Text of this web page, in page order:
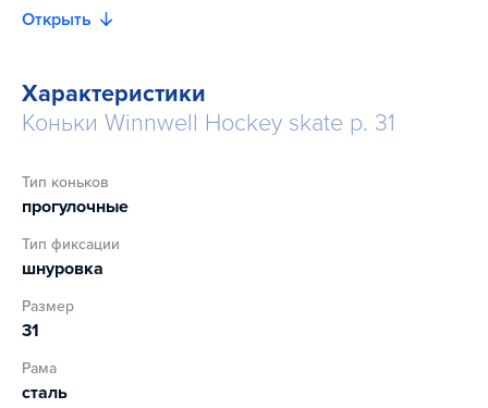
Технология Cleansport NXT применена для внутренней
фиксированным краем лезвия из нержавеющей стали и
устойчивостью к коррозии станут отличным дополнением
к уже и без того потрясающему коньку.
Характеристики:
резину)
Подкладка: мягкий пух и EVA
Носок конька: BD-507 нейлон
Лезвие: BD-9000 белая основа лезвия и лезвие из
нержавеющей стали
Открыть
Характеристики
Коньки Winnwell Hockey skate р. 31
Тип коньков
прогулочные
Тип фиксации
шнуровка
Размер
31
Рама
сталь